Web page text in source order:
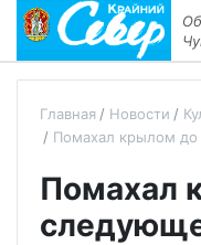
Главная Новости
Помахал крылом
Помахал